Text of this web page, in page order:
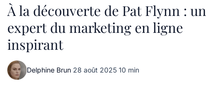
À la découverte de Pat Flynn : un
expert du marketing en ligne
inspirant
Delphine Brun·28 août 2025·10 min